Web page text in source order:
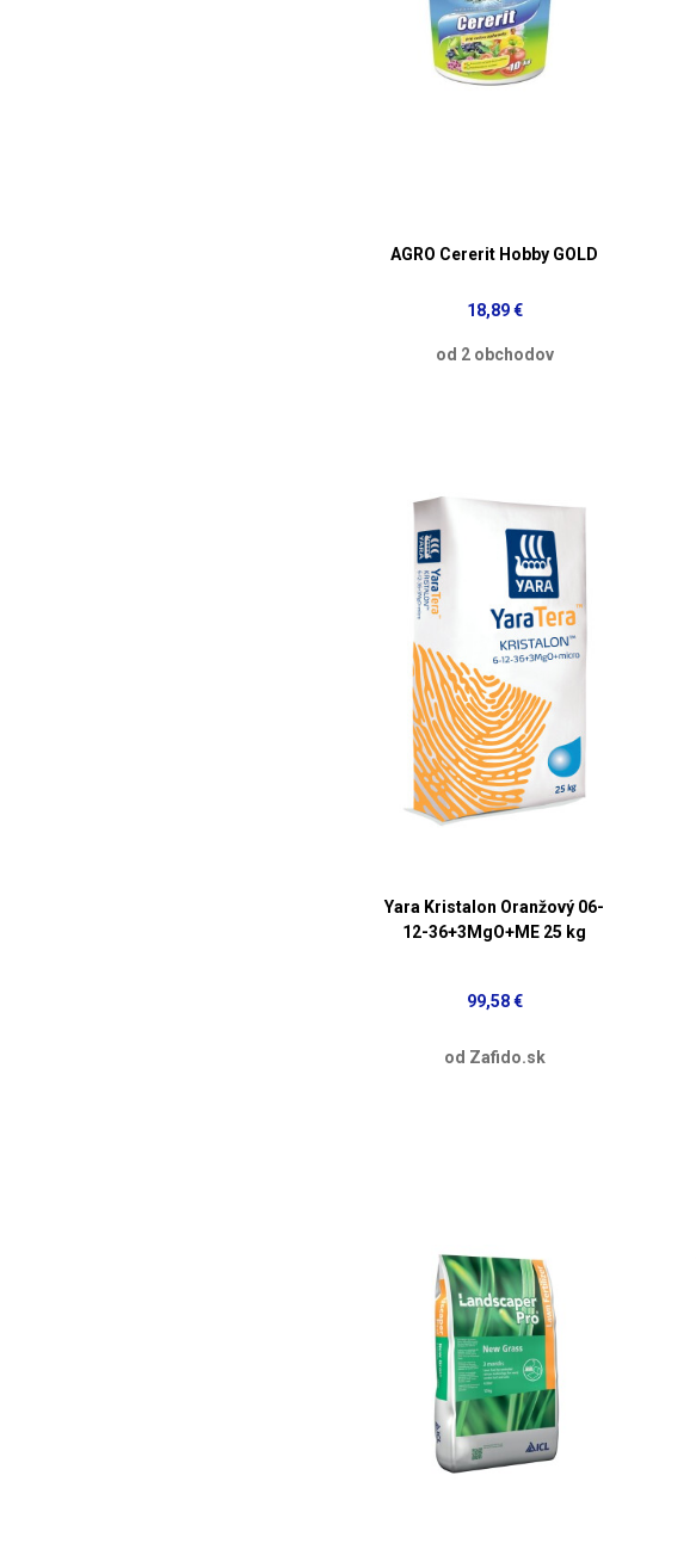
AGRO Cererit Hobby GOLD
18,89 €
od 2 obchodov
Yara Kristalon Oranžový 06-
12-36+3MgO+ME 25 kg
99,58 €
od Zafido.sk